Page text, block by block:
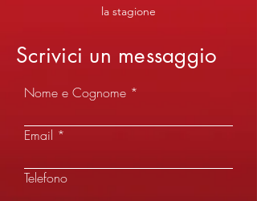
la stagione
Scrivici un messaggio
Nome e Cognome
Email
Telefono